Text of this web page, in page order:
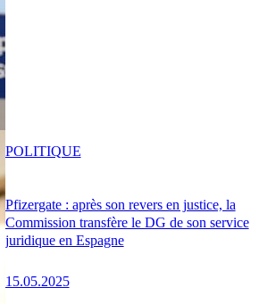
Pfizergate : après son revers en justice, la
Commission transfère le DG de son service
juridique en Espagne
15.05.2025
POLITIQUE